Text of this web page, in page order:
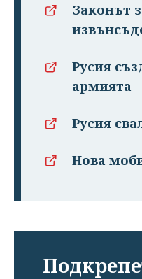
Законът
Русия
армията
Русия
Нова